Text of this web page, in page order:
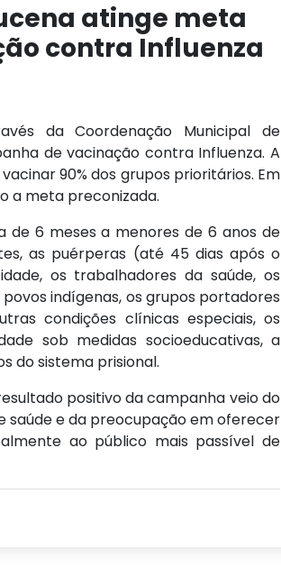
atinge meta
contra Influenza
da Coordenação Municipal de
de vacinação contra Influenza. A
90% dos grupos prioritários. Em
a meta preconizada.
de 6 meses a menores de 6 anos de
as puérperas (até 45 dias após o
os trabalhadores da saúde, os
indígenas, os grupos portadores
condições clínicas especiais, os
sob medidas socioeducativas, a
do sistema prisional.
positivo da campanha veio do
saúde e da preocupação em oferecer
ao público mais passível de